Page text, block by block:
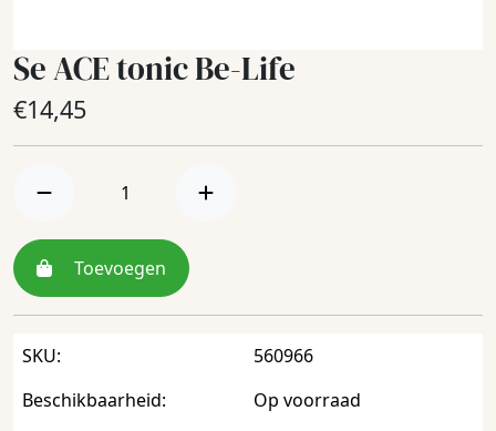
Se ACE tonic Be-Life
€14,45
Toevoegen
SKU:
560966
Beschikbaarheid:
Op voorraad